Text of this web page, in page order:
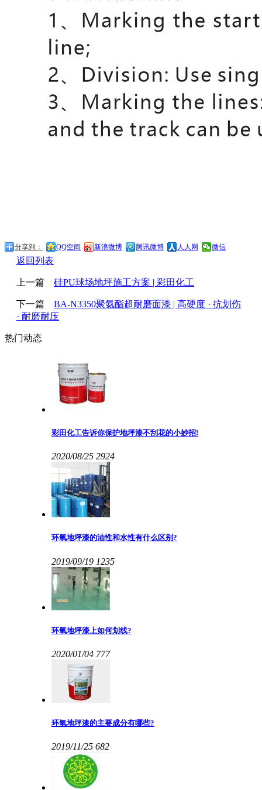
分享到： QQ空间 新浪微博 腾讯微博 人人网 微信
返回列表
上一篇 硅PU球场地坪施工方案 | 彩田化工
下一篇 BA-N3350聚氨酯超耐磨面漆 | 高硬度 · 抗划伤
· 耐磨耐压
热门动态
彩田化工告诉你保护地坪漆不刮花的小妙招!
2020/08/25 2924
环氧地坪漆的油性和水性有什么区别?
2019/09/19 1235
环氧地坪漆上如何划线?
2020/01/04 777
环氧地坪漆的主要成分有哪些?
2019/11/25 682